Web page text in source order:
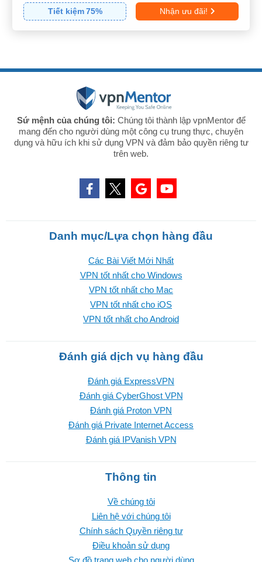
Tiết kiệm 75% Nhận ưu đãi!
Sứ mệnh của chúng tôi: Chúng tôi thành lập vpnMentor để
mang đến cho người dùng một công cụ trung thực, chuyên
dụng và hữu ích khi sử dụng VPN và đảm bảo quyền riêng tư
trên web.
Danh mục/Lựa chọn hàng đầu
Các Bài Viết Mới Nhất
VPN tốt nhất cho Windows
VPN tốt nhất cho Mac
VPN tốt nhất cho iOS
VPN tốt nhất cho Android
Đánh giá dịch vụ hàng đầu
Đánh giá ExpressVPN
Đánh giá CyberGhost VPN
Đánh giá Proton VPN
Đánh giá Private Internet Access
Đánh giá IPVanish VPN
Thông tin
Về chúng tôi
Liên hệ với chúng tôi
Chính sách Quyền riêng tư
Điều khoản sử dụng
Sơ đồ trang web cho người dùng